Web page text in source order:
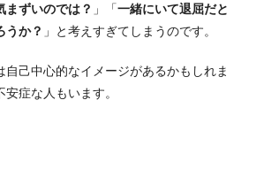
まずいのでは？ 」「一緒にいて退屈だと
うか？ 」と考えすぎてしまうのです。
自己中心的なイメージがあるかもしれま
症な人もいます。